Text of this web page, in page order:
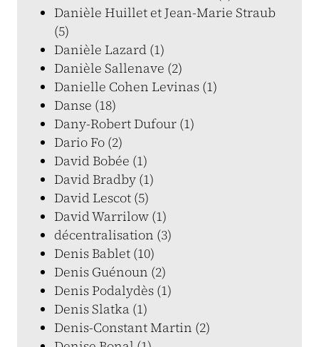
Danièle Huillet et Jean-Marie Straub
(5)
Danièle Lazard (1)
Danièle Sallenave (2)
Danielle Cohen Levinas (1)
Danse (18)
Dany-Robert Dufour (1)
Dario Fo (2)
David Bobée (1)
David Bradby (1)
David Lescot (5)
David Warrilow (1)
décentralisation (3)
Denis Bablet (10)
Denis Guénoun (2)
Denis Podalydès (1)
Denis Slatka (1)
Denis-Constant Martin (2)